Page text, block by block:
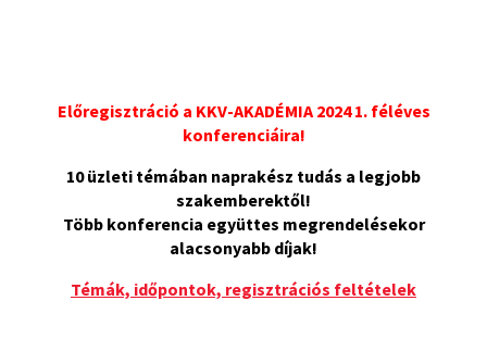
Előregisztráció a KKV-AKADÉMIA 2024 1. féléves
konferenciáira!
10 üzleti témában naprakész tudás a legjobb
szakemberektől!
Több konferencia együttes megrendelésekor
alacsonyabb díjak!
Témák, időpontok, regisztrációs feltételek